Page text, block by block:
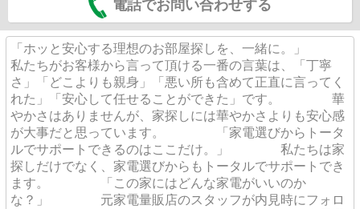
電話でお問い合わせする
「ホッと安心する理想のお部屋探しを、一緒に。」
私たちがお客様から言って頂ける一番の言葉は、「丁寧
さ」「どこよりも親身」「悪い所も含めて正直に言ってく
れた」「安心して任せることができた」です。 華
やかさはありませんが、家探しには華やかさよりも安心感
が大事だと思っています。 「家電選びからトータ
ルでサポートできるのはここだけ。」 私たちは家
探しだけでなく、家電選びからもトータルでサポートでき
ます。 「この家にはどんな家電がいいのか
な？」 元家電量販店のスタッフが内見時にフォロ